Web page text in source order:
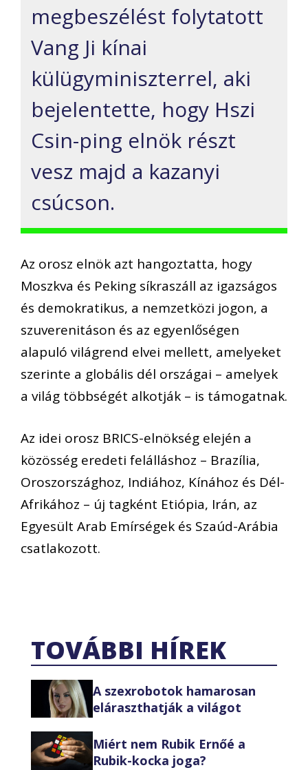
megbeszélést folytatott
Vang Ji kínai
külügyminiszterrel, aki
bejelentette, hogy Hszi
Csin-ping elnök részt
vesz majd a kazanyi
csúcson.
Az orosz elnök azt hangoztatta, hogy
Moszkva és Peking síkraszáll az igazságos
és demokratikus, a nemzetközi jogon, a
szuverenitáson és az egyenlőségen
alapuló világrend elvei mellett, amelyeket
szerinte a globális dél országai – amelyek
a világ többségét alkotják – is támogatnak.
Az idei orosz BRICS-elnökség elején a
közösség eredeti felálláshoz – Brazília,
Oroszországhoz, Indiához, Kínához és Dél-
Afrikához – új tagként Etiópia, Irán, az
Egyesült Arab Emírségek és Szaúd-Arábia
csatlakozott.
TOVÁBBI HÍREK
A szexrobotok hamarosan
eláraszthatják a világot
Miért nem Rubik Ernőé a
Rubik-kocka joga?